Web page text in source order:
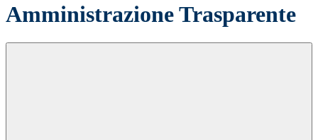
Amministrazione Trasparente